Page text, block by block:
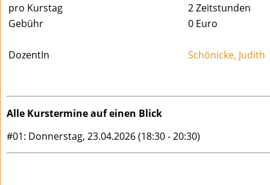
pro Kurstag
2 Zeitstunden
Gebühr
0 Euro
DozentIn Schönicke, Judith
Alle Kurstermine auf einen Blick
#01: Donnerstag, 23.04.2026 (18:30 - 20:30)